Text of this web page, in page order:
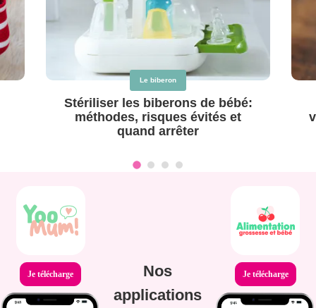
Le biberon
Stériliser les biberons de bébé:
méthodes, risques évités et
quand arrêter
Je télécharge
Nos
applications
Je télécharge